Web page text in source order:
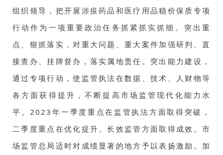
组织领导，把开展涉疫药品和医疗用品稳价保质专项
行动作为一项重要政治任务抓紧抓实抓细。突出重
点、狠抓落实，对重大问题、重大案件加强研判、直
接查办、挂牌督办，落实属地责任。突出能力建设，
通过专项行动，使监管执法在数据、技术、人财物等
各方面获得提升，不断提高市场监管现代化能力水
平。2023年一季度重点在监管执法方面取得突破，
二季度重点在优化提升、长效监管方面取得成效。市
场监管总局适时对成绩显著的地方予以表扬激励。加